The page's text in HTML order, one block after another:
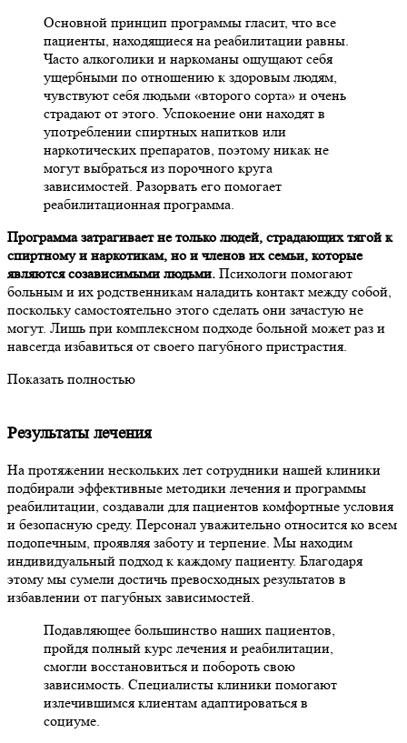
Основной принцип программы гласит, что все
пациенты, находящиеся на реабилитации равны.
Часто алкоголики и наркоманы ощущают себя
ущербными по отношению к здоровым людям,
чувствуют себя людьми «второго сорта» и очень
страдают от этого. Успокоение они находят в
употреблении спиртных напитков или
наркотических препаратов, поэтому никак не
могут выбраться из порочного круга
зависимостей. Разорвать его помогает
реабилитационная программа.
Программа затрагивает не только людей, страдающих тягой к
спиртному и наркотикам, но и членов их семьи, которые
являются созависимыми людьми. Психологи помогают
больным и их родственникам наладить контакт между собой,
поскольку самостоятельно этого сделать они зачастую не
могут. Лишь при комплексном подходе больной может раз и
навсегда избавиться от своего пагубного пристрастия.
Показать полностью
Результаты лечения
На протяжении нескольких лет сотрудники нашей клиники
подбирали эффективные методики лечения и программы
реабилитации, создавали для пациентов комфортные условия
и безопасную среду. Персонал уважительно относится ко всем
подопечным, проявляя заботу и терпение. Мы находим
индивидуальный подход к каждому пациенту. Благодаря
этому мы сумели достичь превосходных результатов в
избавлении от пагубных зависимостей.
Подавляющее большинство наших пациентов,
пройдя полный курс лечения и реабилитации,
смогли восстановиться и побороть свою
зависимость. Специалисты клиники помогают
излечившимся клиентам адаптироваться в
социуме.